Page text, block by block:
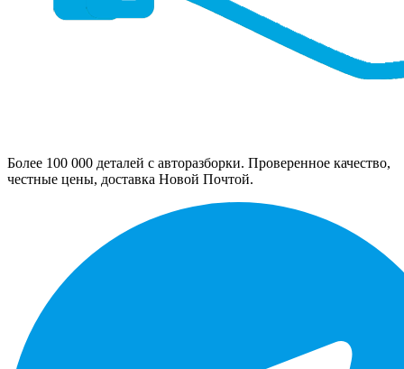
Более 100 000 деталей с авторазборки. Проверенное качество,
честные цены, доставка Новой Почтой.